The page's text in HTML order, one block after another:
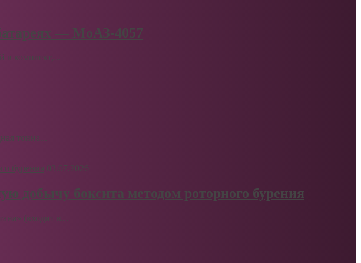
— МоАЗ-4057
комплект,...
тонна...
03.07.2026
добычу боксита методом роторного бурения
(входит в...